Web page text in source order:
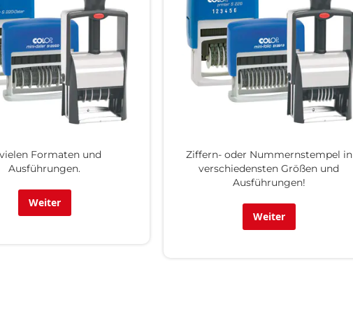
Formaten und
Ausführungen.
Weiter
Ziffern- oder Nummernstempel in
verschiedensten Größen und
Ausführungen!
Weiter